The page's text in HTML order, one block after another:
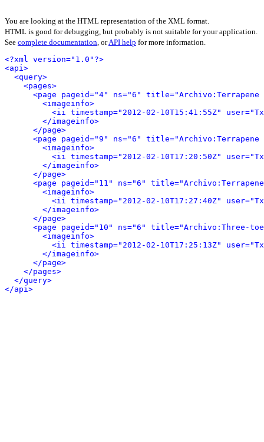
You are looking at the HTML representation of the XML format.
HTML is good for debugging, but probably is not suitable for your application.
See complete documentation, orAPI help for more information.
<?xml version="1.0"?>
<api>
<query>
<pages>
<page pageid="4" ns="6"
<imageinfo>
<ii timestamp="2012-02-10T15:41:55Z"
</imageinfo>
</page>
<page pageid="9" ns="6"
<imageinfo>
<ii timestamp="2012-02-10T17:20:50Z"
</imageinfo>
</page>
<page pageid="11" ns="6"
<imageinfo>
<ii timestamp="2012-02-10T17:27:40Z"
</imageinfo>
</page>
<page pageid="10" ns="6" title="Archivo:Three-
<imageinfo>
<ii timestamp="2012-02-10T17:25:13Z"
</imageinfo>
</page>
</pages>
</query>
</api>